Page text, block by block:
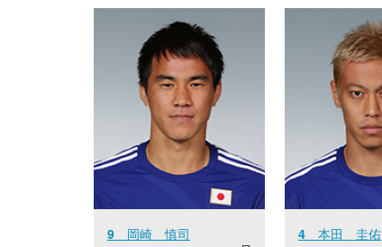
9 岡崎 慎司 4 本田 圭佑